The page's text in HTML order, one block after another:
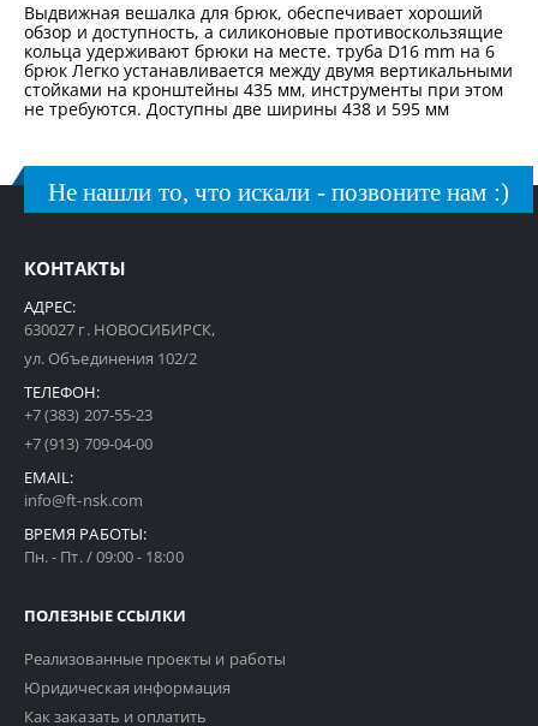
Выдвижная вешалка для брюк, обеспечивает хороший
обзор и доступность, а силиконовые противоскользящие
кольца удерживают брюки на месте. труба D16 mm на 6
брюк Легко устанавливается между двумя вертикальными
стойками на кронштейны 435 мм, инструменты при этом
не требуются. Доступны две ширины 438 и 595 мм
Не нашли то, что искали - позвоните нам :)
КОНТАКТЫ
АДРЕС:
630027 г. НОВОСИБИРСК,
ул. Объединения 102/2
ТЕЛЕФОН:
+7 (383) 207-55-23
+7 (913) 709-04-00
EMAIL:
info@ft-nsk.com
ВРЕМЯ РАБОТЫ:
Пн. - Пт. / 09:00 - 18:00
ПОЛЕЗНЫЕ ССЫЛКИ
Реализованные проекты и работы
Юридическая информация
Как заказать и оплатить